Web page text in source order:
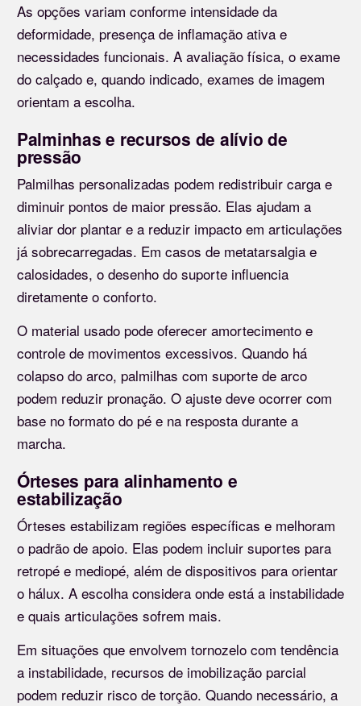
As opções variam conforme intensidade da
deformidade, presença de inflamação ativa e
necessidades funcionais. A avaliação física, o exame
do calçado e, quando indicado, exames de imagem
orientam a escolha.
Palminhas e recursos de alívio de
pressão
Palmilhas personalizadas podem redistribuir carga e
diminuir pontos de maior pressão. Elas ajudam a
aliviar dor plantar e a reduzir impacto em articulações
já sobrecarregadas. Em casos de metatarsalgia e
calosidades, o desenho do suporte influencia
diretamente o conforto.
O material usado pode oferecer amortecimento e
controle de movimentos excessivos. Quando há
colapso do arco, palmilhas com suporte de arco
podem reduzir pronação. O ajuste deve ocorrer com
base no formato do pé e na resposta durante a
marcha.
Órteses para alinhamento e
estabilização
Órteses estabilizam regiões específicas e melhoram
o padrão de apoio. Elas podem incluir suportes para
retropé e mediopé, além de dispositivos para orientar
o hálux. A escolha considera onde está a instabilidade
e quais articulações sofrem mais.
Em situações que envolvem tornozelo com tendência
a instabilidade, recursos de imobilização parcial
podem reduzir risco de torção. Quando necessário, a